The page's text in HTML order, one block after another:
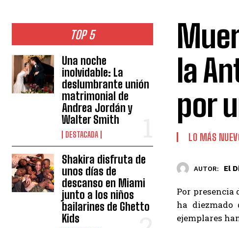
TOP 5
Una noche
inolvidable: La
deslumbrante unión
matrimonial de
Andrea Jordán y
Walter Smith
DESTACADA
Shakira disfruta de
unos días de
descanso en Miami
junto a los niños
bailarines de Ghetto
Kids
la
por
LO MÁS
AUTOR: El
Por presencia
ha diezmado
ejemplares